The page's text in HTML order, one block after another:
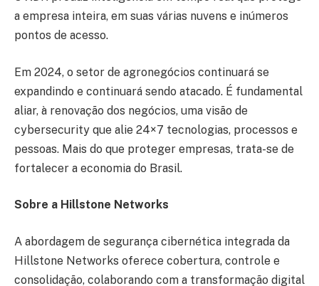
a empresa inteira, em suas várias nuvens e inúmeros
pontos de acesso.
Em 2024, o setor de agronegócios continuará se
expandindo e continuará sendo atacado. É fundamental
aliar, à renovação dos negócios, uma visão de
cybersecurity que alie 24×7 tecnologias, processos e
pessoas. Mais do que proteger empresas, trata-se de
fortalecer a economia do Brasil.
Sobre a Hillstone Networks
A abordagem de segurança cibernética integrada da
Hillstone Networks oferece cobertura, controle e
consolidação, colaborando com a transformação digital